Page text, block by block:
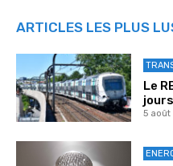
ARTICLES LES PLUS
Le
5 août